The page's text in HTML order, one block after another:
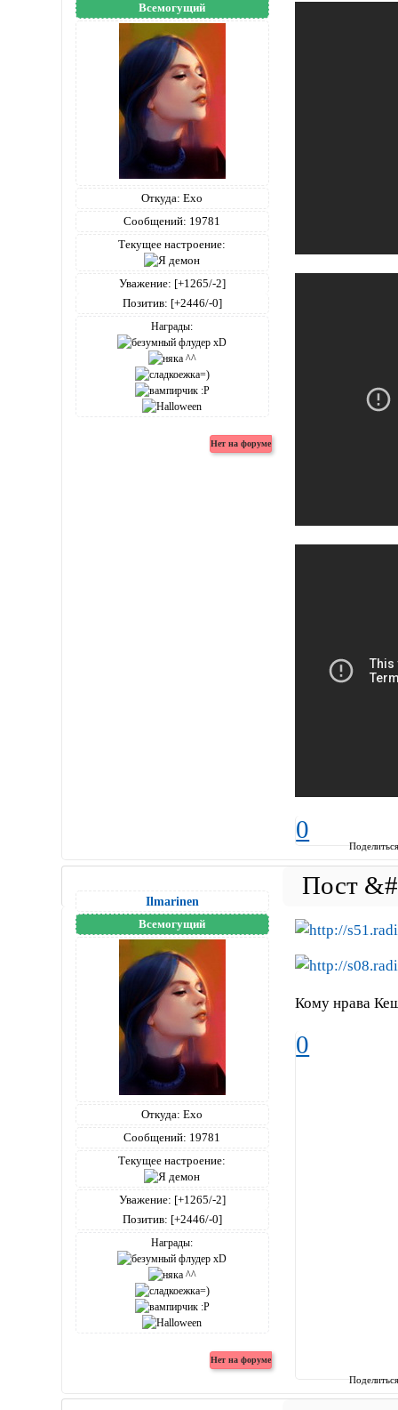
Всемогущий
Откуда: Ехо
Сообщений: 19781
Текущее настроение:
Уважение: [+1265/-2]
Позитив: [+2446/-0]
Награды:
0
Ilmarinen
Всемогущий
Откуда: Ехо
Сообщений: 19781
Текущее настроение:
Уважение: [+1265/-2]
Позитив: [+2446/-0]
Награды:
Кому нрава
0